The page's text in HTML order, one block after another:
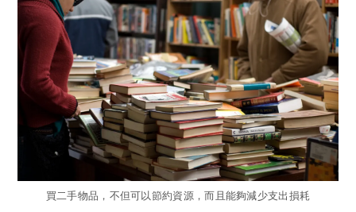
買二手物品，不但可以節約資源，而且能夠減少支出損耗